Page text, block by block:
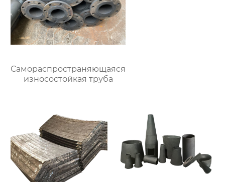
Самораспространяющаяся
износостойкая труба